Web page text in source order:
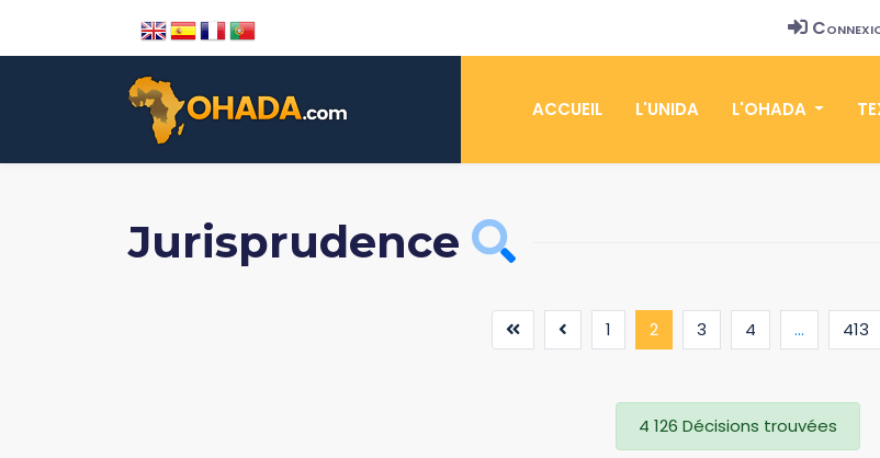
ACCUEIL L'UNIDA L'OHADA
Jurisprudence
1 2 (current)
3 4 ... 413
4 126 Décisions trouvées